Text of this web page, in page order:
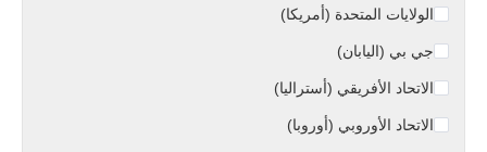
الولايات المتحدة (أمريكا)
جي بي (اليابان)
الاتحاد الأفريقي (أستراليا)
الاتحاد الأوروبي (أوروبا)